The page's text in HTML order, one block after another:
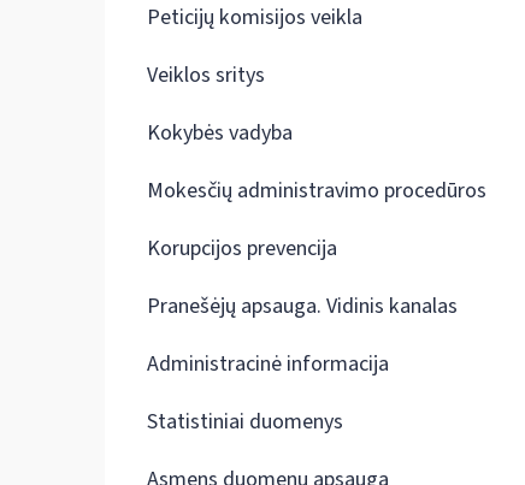
Peticijų komisijos veikla
Veiklos sritys
Kokybės vadyba
Mokesčių administravimo procedūros
Korupcijos prevencija
Pranešėjų apsauga. Vidinis kanalas
Administracinė informacija
Statistiniai duomenys
Asmens duomenų apsauga